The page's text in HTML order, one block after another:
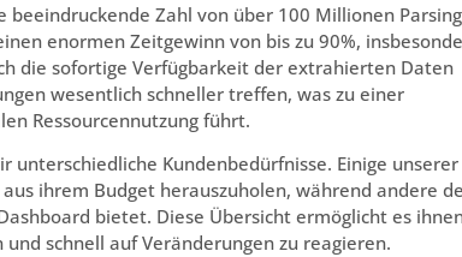
Zahl von über 100 Millionen
enormen Zeitgewinn von bis zu 90%,
die sofortige Verfügbarkeit der extrahierten Daten
wesentlich schneller treffen, was zu einer
Ressourcennutzung führt.
unterschiedliche Kundenbedürfnisse. Einige unserer
ihrem Budget herauszuholen, während andere
bietet. Diese Übersicht ermöglicht es
schnell auf Veränderungen zu reagieren.